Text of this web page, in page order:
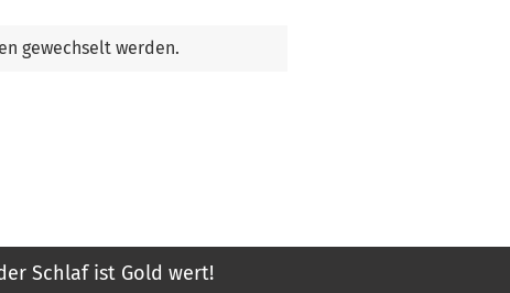
gewechselt werden.
Schlaf ist Gold wert!